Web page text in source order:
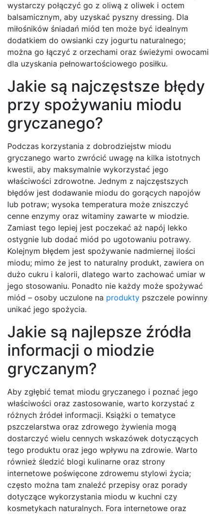
wystarczy połączyć go z oliwą z oliwek i octem
balsamicznym, aby uzyskać pyszny dressing. Dla
miłośników śniadań miód ten może być idealnym
dodatkiem do owsianki czy jogurtu naturalnego;
można go łączyć z orzechami oraz świeżymi owocami
dla uzyskania pełnowartościowego posiłku.
Jakie są najczęstsze błędy
przy spożywaniu miodu
gryczanego?
Podczas korzystania z dobrodziejstw miodu
gryczanego warto zwrócić uwagę na kilka istotnych
kwestii, aby maksymalnie wykorzystać jego
właściwości zdrowotne. Jednym z najczęstszych
błędów jest dodawanie miodu do gorących napojów
lub potraw; wysoka temperatura może zniszczyć
cenne enzymy oraz witaminy zawarte w miodzie.
Zamiast tego lepiej jest poczekać aż napój lekko
ostygnie lub dodać miód po ugotowaniu potrawy.
Kolejnym błędem jest spożywanie nadmiernej ilości
miodu; mimo że jest to naturalny produkt, zawiera on
dużo cukru i kalorii, dlatego warto zachować umiar w
jego stosowaniu. Ponadto nie każdy może spożywać
miód – osoby uczulone na produkty pszczele powinny
unikać jego spożycia.
Jakie są najlepsze źródła
informacji o miodzie
gryczanym?
Aby zgłębić temat miodu gryczanego i poznać jego
właściwości oraz zastosowanie, warto korzystać z
różnych źródeł informacji. Książki o tematyce
pszczelarstwa oraz zdrowego żywienia mogą
dostarczyć wielu cennych wskazówek dotyczących
tego produktu oraz jego wpływu na zdrowie. Warto
również śledzić blogi kulinarne oraz strony
internetowe poświęcone zdrowemu stylowi życia;
często można tam znaleźć przepisy oraz porady
dotyczące wykorzystania miodu w kuchni czy
kosmetykach naturalnych. Fora internetowe oraz